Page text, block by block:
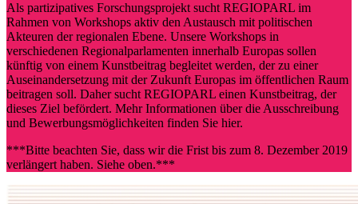
Als partizipatives Forschungsprojekt sucht REGIOPARL im
Rahmen von Workshops aktiv den Austausch mit politischen
Akteuren der regionalen Ebene. Unsere Workshops in
verschiedenen Regionalparlamenten innerhalb Europas sollen
künftig von einem Kunstbeitrag begleitet werden, der zu einer
Auseinandersetzung mit der Zukunft Europas im öffentlichen Raum
beitragen soll. Daher sucht REGIOPARL einen Kunstbeitrag, der
dieses Ziel befördert. Mehr Informationen über die Ausschreibung
und Bewerbungsmöglichkeiten finden Sie hier.
***Bitte beachten Sie, dass wir die Frist bis zum 8. Dezember 2019
verlängert haben. Siehe oben.***